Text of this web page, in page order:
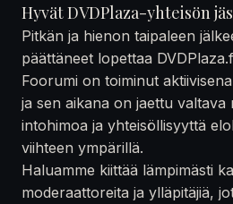
Hyvät DVDPlaza-yhteisön
Pitkän ja hienon taipaleen
päättäneet lopettaa
Foorumi on toiminut
ja sen aikana on jaettu valtava
intohimoa ja yhteisöllisyyttä
viihteen ympärillä.
Haluamme kiittää lämpimästi
moderaattoreita ja ylläpitäjiä,